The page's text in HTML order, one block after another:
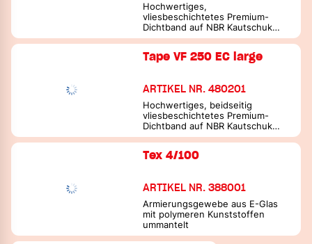
Hochwertiges,
vliesbeschichtetes Premium-
Dichtband auf NBR Kautschuk
Basis
Tape VF 250 EC large
ARTIKEL NR. 480201
Hochwertiges, beidseitig
vliesbeschichtetes Premium-
Dichtband auf NBR Kautschuk
Basis
Tex 4/100
ARTIKEL NR. 388001
Armierungsgewebe aus E-Glas
mit polymeren Kunststoffen
ummantelt